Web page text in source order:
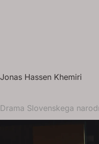
Jonas Hassen Khemiri
Drama Slovenskega